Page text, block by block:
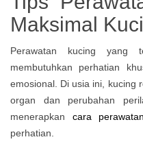
Maksimal
Perawatan kucing yang
membutuhkan perhatian
emosional. Di usia ini, kucing
organ dan perubahan
menerapkan cara
perhatian.